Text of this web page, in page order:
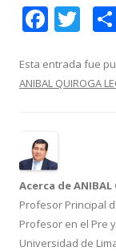
F
ac
e
b
o
k
T
w
itt
er
Esta entrada fue
ANIBAL QUIROGA
Acerca de ANIBAL
Profesor Principal
Profesor en el Pre
Universidad de